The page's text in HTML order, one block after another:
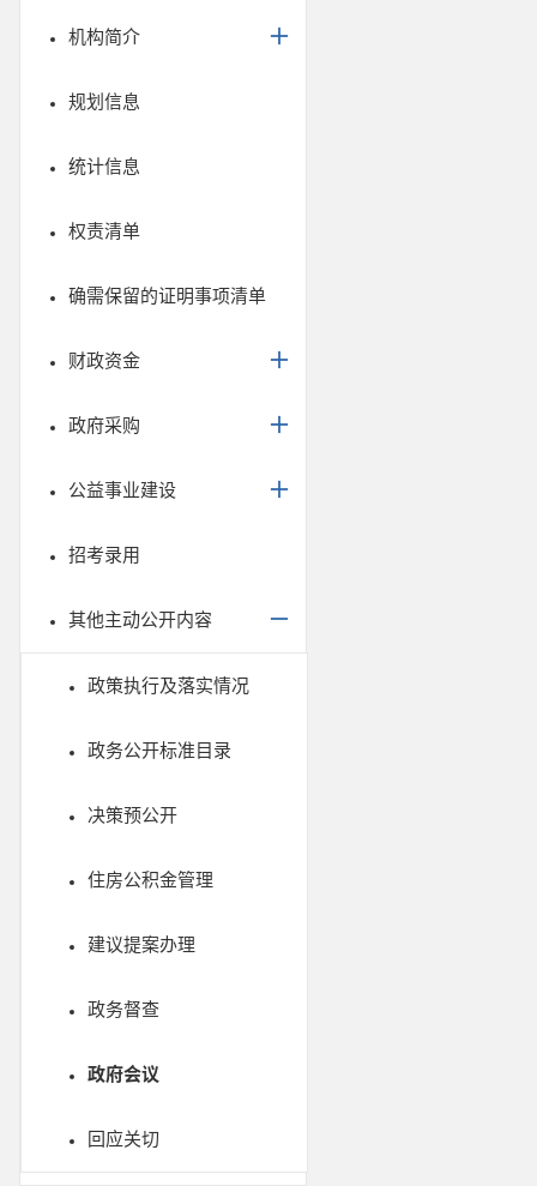
机构简介
规划信息
统计信息
权责清单
确需保留的证明事项清单
财政资金
政府采购
公益事业建设
招考录用
其他主动公开内容
政策执行及落实情况
政务公开标准目录
决策预公开
住房公积金管理
建议提案办理
政务督查
政府会议
回应关切